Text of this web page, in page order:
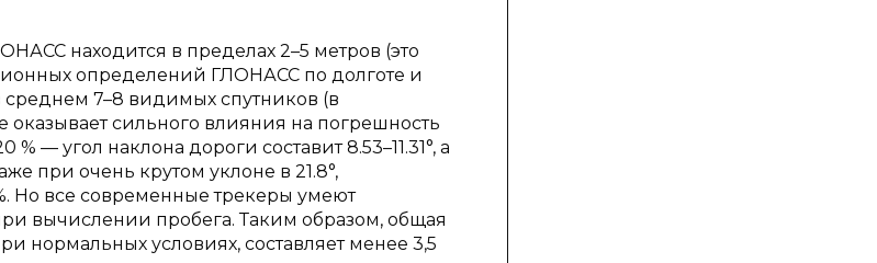
находится в пределах 2–5 метров (это
определений ГЛОНАСС по долготе и
среднем 7–8 видимых спутников (в
оказывает сильного влияния на погрешность
— угол наклона дороги составит 8.53–11.31°, а
при очень крутом уклоне в 21.8°,
Но все современные трекеры умеют
вычислении пробега. Таким образом, общая
нормальных условиях, составляет менее 3,5